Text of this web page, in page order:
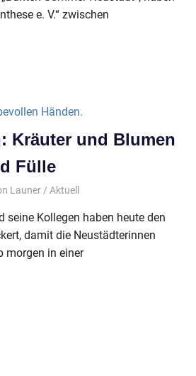
e. V.“ zwischen
Kräuter und Blumen
Fülle
Launer Aktuell
seine Kollegen haben heute den
damit die Neustädterinnen
morgen in einer